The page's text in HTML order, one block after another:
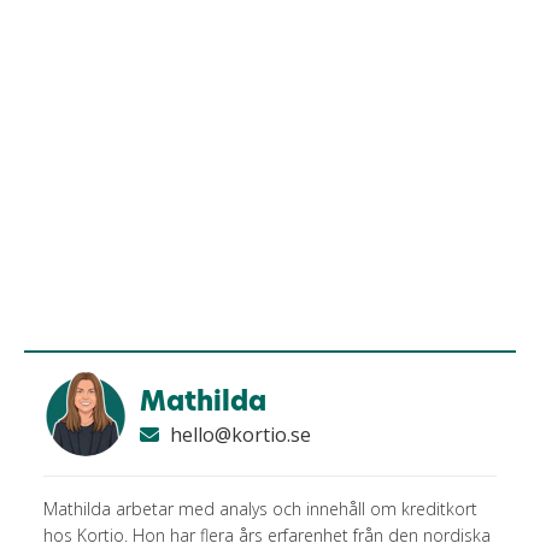
Mathilda
hello@kortio.se
Mathilda arbetar med analys och innehåll om kreditkort
hos Kortio. Hon har flera års erfarenhet från den nordiska